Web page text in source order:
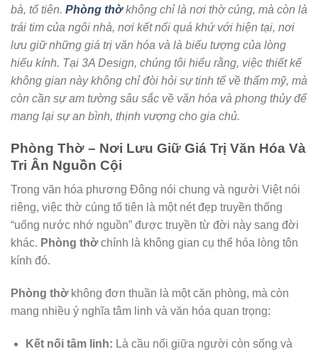
bà, tổ tiên. Phòng thờkhông chỉ là nơi thờ cúng, mà còn là
trái tim của ngôi nhà, nơi kết nối quá khứ với hiện tại, nơi
lưu giữ những giá trị văn hóa và là biểu tượng của lòng
hiếu kính. Tại 3A Design, chúng tôi hiểu rằng, việc thiết kế
không gian này không chỉ đòi hỏi sự tinh tế về thẩm mỹ, mà
còn cần sự am tường sâu sắc về văn hóa và phong thủy để
mang lại sự an bình, thịnh vượng cho gia chủ.
Phòng Thờ – Nơi Lưu Giữ Giá Trị Văn Hóa Và
Tri Ân Nguồn Cội
Trong văn hóa phương Đông nói chung và người Việt nói
riêng, việc thờ cúng tổ tiên là một nét đẹp truyền thống
“uống nước nhớ nguồn” được truyền từ đời này sang đời
khác. Phòng thờchính là không gian cụ thể hóa lòng tôn
kính đó.
Phòng thờkhông đơn thuần là một căn phòng, mà còn
mang nhiều ý nghĩa tâm linh và văn hóa quan trọng:
Kết nối tâm linh: Là cầu nối giữa người còn sống và